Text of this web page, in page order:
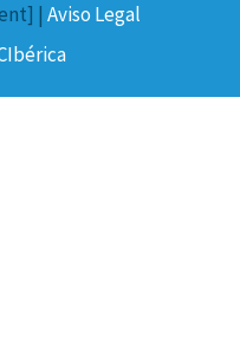
| Aviso Legal